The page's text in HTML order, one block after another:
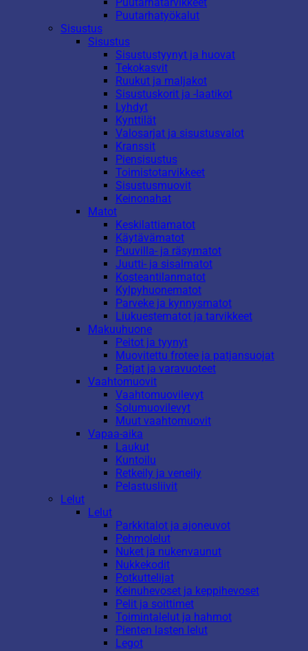
Puutarhatyökalut
Sisustus
Sisustus
Sisustustyynyt ja huovat
Tekokasvit
Ruukut ja maljakot
Sisustuskorit ja -laatikot
Lyhdyt
Kynttilät
Valosarjat ja sisustusvalot
Kranssit
Piensisustus
Toimistotarvikkeet
Sisustusmuovit
Keinonahat
Matot
Keskilattiamatot
Käytävämatot
Puuvilla- ja räsymatot
Juutti- ja sisalmatot
Kosteantilanmatot
Kylpyhuonematot
Parveke ja kynnysmatot
Liukuestematot ja tarvikkeet
Makuuhuone
Peitot ja tyynyt
Muovitettu frotee ja patjansuojat
Patjat ja varavuoteet
Vaahtomuovit
Vaahtomuovilevyt
Solumuovilevyt
Muut vaahtomuovit
Vapaa-aika
Laukut
Kuntoilu
Retkeily ja veneily
Pelastusliivit
Lelut
Lelut
Parkkitalot ja ajoneuvot
Pehmolelut
Nuket ja nukenvaunut
Nukkekodit
Potkuttelijat
Keinuhevoset ja keppihevoset
Pelit ja soittimet
Toimintalelut ja hahmot
Pienten lasten lelut
Legot